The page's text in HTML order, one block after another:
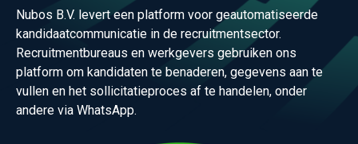
Nubos B.V. levert een platform voor geautomatiseerde
kandidaatcommunicatie in de recruitmentsector.
Recruitmentbureaus en werkgevers gebruiken ons
platform om kandidaten te benaderen, gegevens aan te
vullen en het sollicitatieproces af te handelen, onder
andere via WhatsApp.